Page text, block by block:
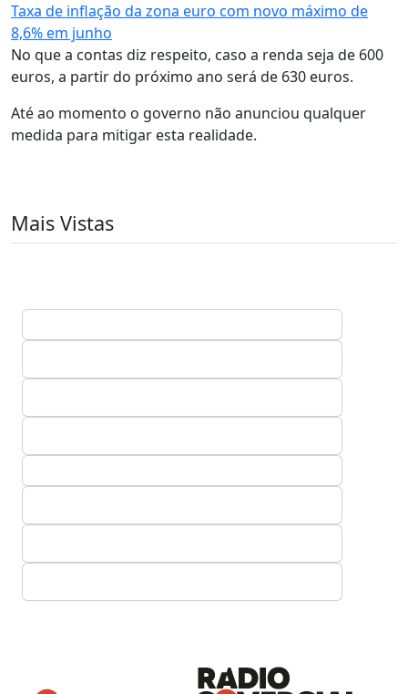
Taxa de inflação da zona euro com novo máximo de
8,6% em junho
No que a contas diz respeito, caso a renda seja de 600
euros, a partir do próximo ano será de 630 euros.
Até ao momento o governo não anunciou qualquer
medida para mitigar esta realidade.
Mais Vistas